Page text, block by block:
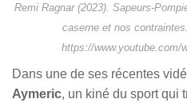
Remi Ragnar (2023). Sapeurs-
caserne et nos
https://www.youtube.com/
Dans une de ses récentes
Aymeric, un kiné du sport qui